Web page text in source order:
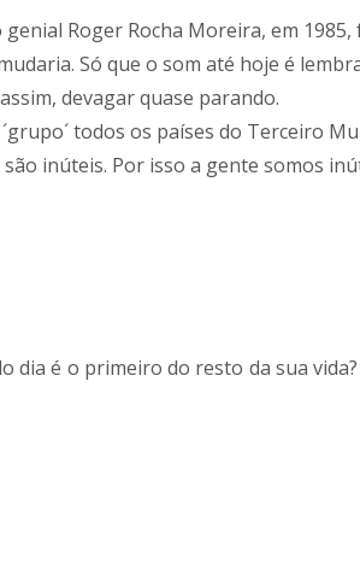
Roger Rocha Moreira, em 1985,
Só que o som até hoje é
devagar quase parando.
todos os países do Terceiro
inúteis. Por isso a gente somos
dia é o primeiro do resto da sua